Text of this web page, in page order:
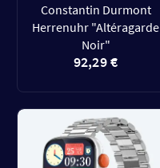
Constantin Durmont
Herrenuhr "Altéragarde
Noir"
92,29 €